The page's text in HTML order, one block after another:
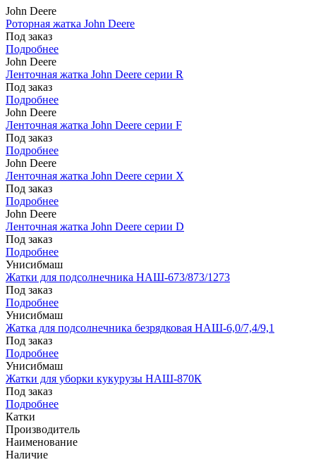
John Deere
Роторная жатка John Deere
Под заказ
Подробнее
John Deere
Ленточная жатка John Deere серии R
Под заказ
Подробнее
John Deere
Ленточная жатка John Deere серии F
Под заказ
Подробнее
John Deere
Ленточная жатка John Deere серии X
Под заказ
Подробнее
John Deere
Ленточная жатка John Deere серии D
Под заказ
Подробнее
Унисибмаш
Жатки для подсолнечника НАШ-673/873/1273
Под заказ
Подробнее
Унисибмаш
Жатка для подсолнечника безрядковая НАШ-6,0/7,4/9,1
Под заказ
Подробнее
Унисибмаш
Жатки для уборки кукурузы НАШ-870К
Под заказ
Подробнее
Катки
Производитель
Наименование
Наличие